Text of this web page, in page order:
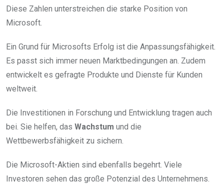
Diese Zahlen unterstreichen die starke Position von
Microsoft.
Ein Grund für Microsofts Erfolg ist die Anpassungsfähigkeit.
Es passt sich immer neuen Marktbedingungen an. Zudem
entwickelt es gefragte Produkte und Dienste für Kunden
weltweit.
Die Investitionen in Forschung und Entwicklung tragen auch
bei. Sie helfen, das Wachstum und die
Wettbewerbsfähigkeit zu sichern.
Die Microsoft-Aktien sind ebenfalls begehrt. Viele
Investoren sehen das große Potenzial des Unternehmens.